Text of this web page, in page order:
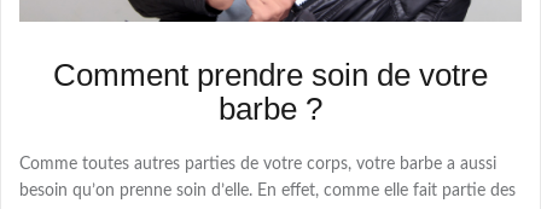
Comment prendre soin de votre
barbe ?
Comme toutes autres parties de votre corps, votre barbe a aussi
besoin qu’on prenne soin d’elle. En effet, comme elle fait partie des